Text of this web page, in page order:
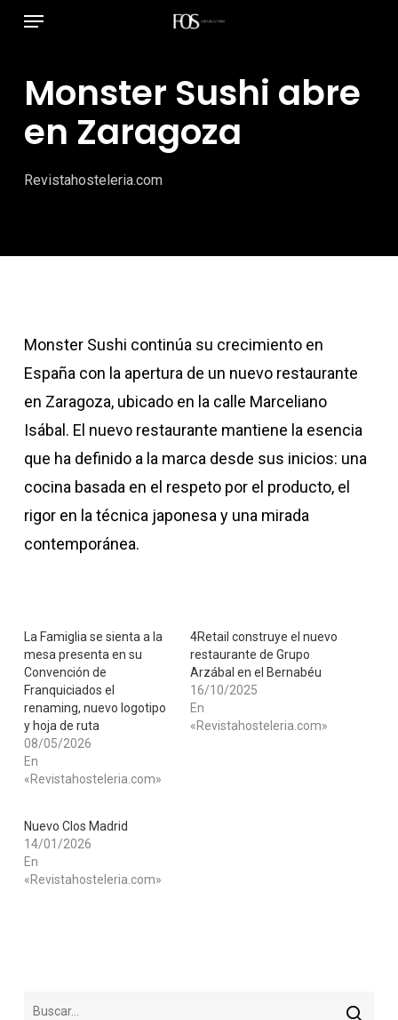
principal
Menú
Monster Sushi abre
en Zaragoza
Revistahosteleria.com
Monster Sushi continúa su crecimiento en
España con la apertura de un nuevo restaurante
en Zaragoza, ubicado en la calle Marceliano
Isábal. El nuevo restaurante mantiene la esencia
que ha definido a la marca desde sus inicios: una
cocina basada en el respeto por el producto, el
rigor en la técnica japonesa y una mirada
contemporánea.
La Famiglia se sienta a la
mesa presenta en su
Convención de
Franquiciados el
renaming, nuevo logotipo
y hoja de ruta
08/05/2026
En
«Revistahosteleria.com»
4Retail construye el nuevo
restaurante de Grupo
Arzábal en el Bernabéu
16/10/2025
En
«Revistahosteleria.com»
Nuevo Clos Madrid
14/01/2026
En
«Revistahosteleria.com»